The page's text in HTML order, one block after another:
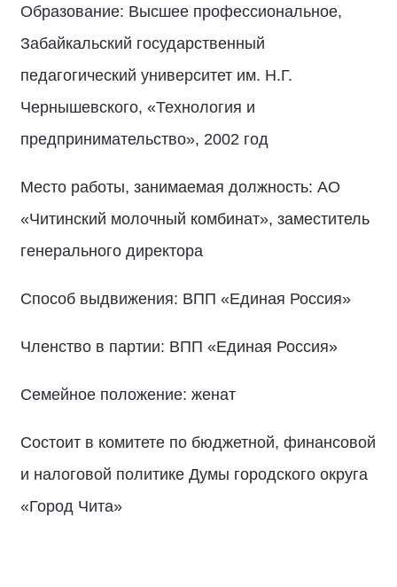
Образование: Высшее профессиональное,
Забайкальский государственный
педагогический университет им. Н.Г.
Чернышевского, «Технология и
предпринимательство», 2002 год
Место работы, занимаемая должность: АО
«Читинский молочный комбинат», заместитель
генерального директора
Способ выдвижения: ВПП «Единая Россия»
Членство в партии: ВПП «Единая Россия»
Семейное положение: женат
Состоит в комитете по бюджетной, финансовой
и налоговой политике Думы городского округа
«Город Чита»